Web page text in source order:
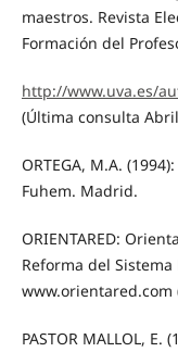
maestros. Revista
Formación del
http://www.uva.es/
(Última consulta
ORTEGA, M.A.
Fuhem. Madrid.
ORIENTARED:
Reforma del Sistema
PASTOR MALLOL,